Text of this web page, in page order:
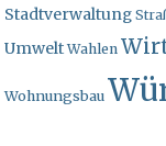
Stadtverwaltung
Umwelt Wahlen
Wohnungsbau